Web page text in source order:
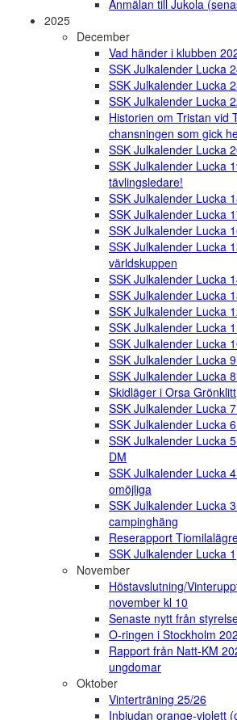
Anmälan till Jukola
2025
December
Vad händer i klubben
SSK Julkalender Lucka
SSK Julkalender Lucka
SSK Julkalender Lucka
Historien om Tristan vid
chansningen som gick
SSK Julkalender Lucka
SSK Julkalender Lucka
tävlingsledare!
SSK Julkalender Lucka
SSK Julkalender Lucka
SSK Julkalender Lucka
SSK Julkalender Lucka
världskuppen
SSK Julkalender Lucka
SSK Julkalender Lucka
SSK Julkalender Lucka
SSK Julkalender Lucka
SSK Julkalender Lucka
SSK Julkalender Lucka
SSK Julkalender Lucka
Skidläger i Orsa Grönklitt
SSK Julkalender Lucka
SSK Julkalender Lucka
SSK Julkalender Lucka
DM
SSK Julkalender Lucka
omöjliga
SSK Julkalender Lucka
campinghäng
Reserapport
SSK Julkalender Lucka 1
November
Höstavslutning/
november kl 10
Senaste nytt från
O-ringen i Stockholm
Rapport från Natt-KM
ungdomar
Oktober
Vinterträning 25/26
Inbjudan orange-violett